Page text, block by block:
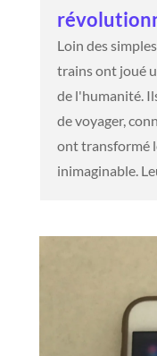
Loin des
trains ont joué
de l'humanité.
de voyager,
ont transformé
inimaginable.